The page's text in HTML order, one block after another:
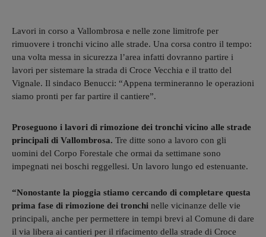
Lavori in corso a Vallombrosa e nelle zone limitrofe per
rimuovere i tronchi vicino alle strade. Una corsa contro il tempo:
una volta messa in sicurezza l’area infatti dovranno partire i
lavori per sistemare la strada di Croce Vecchia e il tratto del
Vignale. Il sindaco Benucci: “Appena termineranno le operazioni
siamo pronti per far partire il cantiere”.
Proseguono i lavori di rimozione dei tronchi vicino alle strade
principali di Vallombrosa. Tre ditte sono a lavoro con gli
uomini del Corpo Forestale che ormai da settimane sono
impegnati nei boschi reggellesi. Un lavoro lungo ed estenuante.
“Nonostante la pioggia stiamo cercando di completare questa
prima fase di rimozione dei tronchi nelle vicinanze delle vie
principali, anche per permettere in tempi brevi al Comune di dare
il via libera ai cantieri per il rifacimento della strade di Croce